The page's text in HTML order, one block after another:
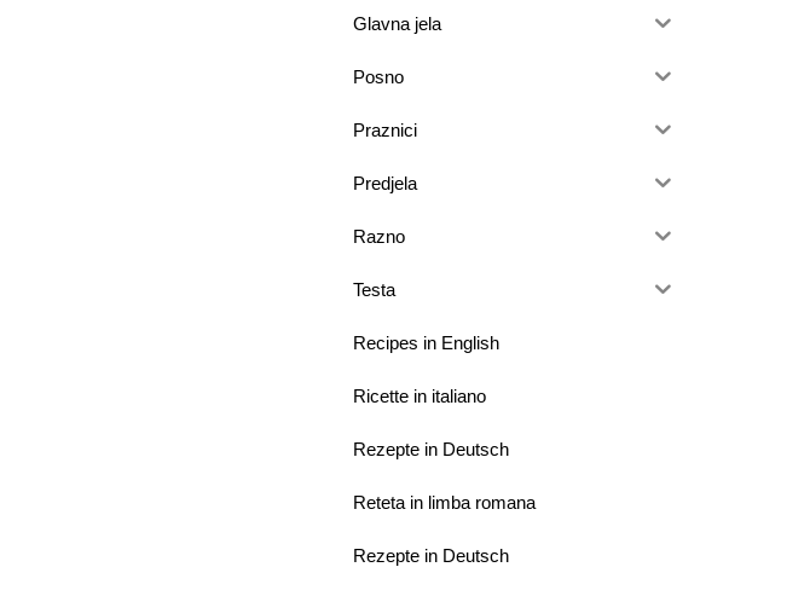
Glavna jela
Posno
Praznici
Predjela
Razno
Testa
Recipes in English
Ricette in italiano
Rezepte in Deutsch
Reteta in limba romana
Rezepte in Deutsch